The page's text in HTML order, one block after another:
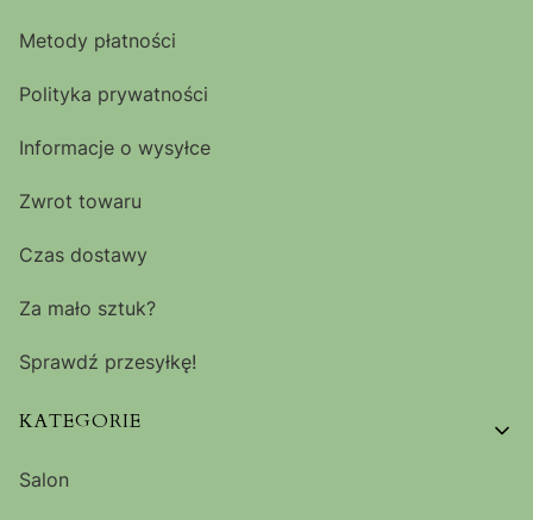
Metody płatności
Polityka prywatności
Informacje o wysyłce
Zwrot towaru
Czas dostawy
Za mało sztuk?
Sprawdź przesyłkę!
KATEGORIE
Salon